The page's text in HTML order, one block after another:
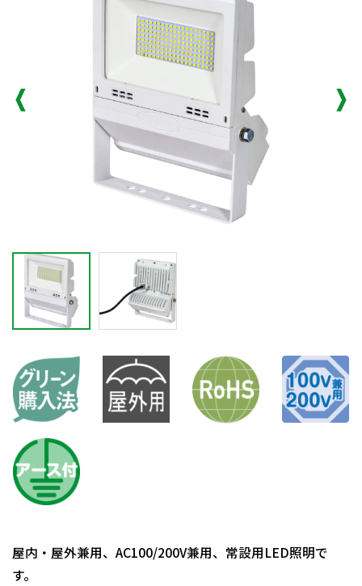
屋内・屋外兼用、AC100/200V兼用、常設用LED照明で
す。